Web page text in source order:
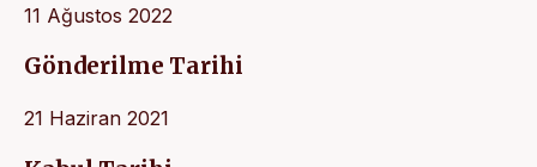
11 Ağustos 2022
Gönderilme Tarihi
21 Haziran 2021